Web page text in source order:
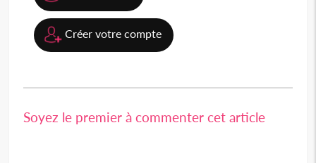
Créer votre compte
Soyez le premier à commenter cet article